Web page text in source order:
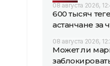
08 августа 2026,
600 тысяч
астанчане за
08 августа 2026,
Может ли